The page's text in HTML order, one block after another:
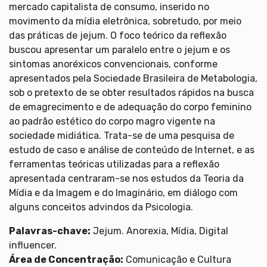
mercado capitalista de consumo, inserido no
movimento da mídia eletrônica, sobretudo, por meio
das práticas de jejum. O foco teórico da reflexão
buscou apresentar um paralelo entre o jejum e os
sintomas anoréxicos convencionais, conforme
apresentados pela Sociedade Brasileira de Metabologia,
sob o pretexto de se obter resultados rápidos na busca
de emagrecimento e de adequação do corpo feminino
ao padrão estético do corpo magro vigente na
sociedade midiática. Trata-se de uma pesquisa de
estudo de caso e análise de conteúdo de Internet, e as
ferramentas teóricas utilizadas para a reflexão
apresentada centraram-se nos estudos da Teoria da
Mídia e da Imagem e do Imaginário, em diálogo com
alguns conceitos advindos da Psicologia.
Palavras-chave: Jejum. Anorexia, Mídia, Digital
influencer.
Área de Concentração: Comunicação e Cultura